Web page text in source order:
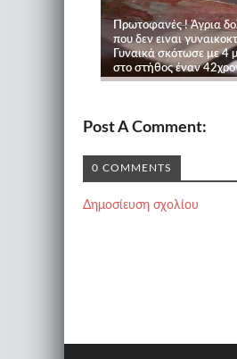
Πρωτοφανές ! Άγρια
που δεν ειναι
Γυναικά σκότωσε με 4
στο στήθος έναν
Post A Comment:
0 COMMENTS
Δημοσίευση σχολίου